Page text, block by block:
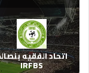
اتحاد الفقيه
IRFBS